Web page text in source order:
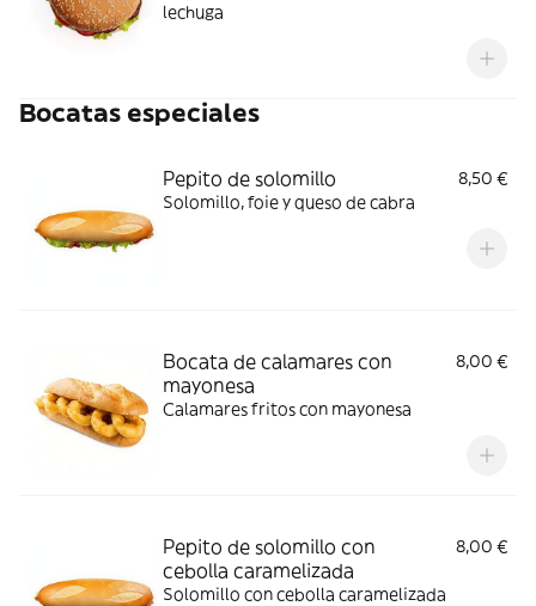
lechuga
Bocatas especiales
Pepito de solomillo
8,50 €
Solomillo, foie y queso de cabra
Bocata de calamares con
mayonesa
8,00 €
Calamares fritos con mayonesa
Pepito de solomillo con
cebolla caramelizada
8,00 €
Solomillo con cebolla caramelizada